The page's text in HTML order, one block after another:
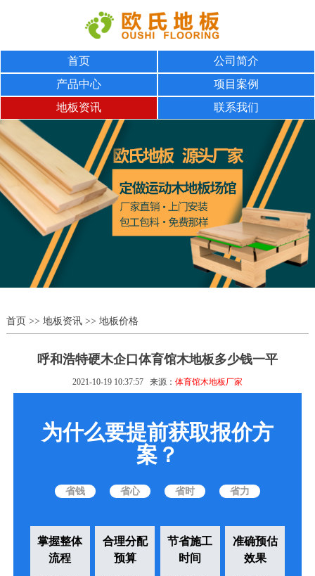
首页
公司简介
产品中心
项目案例
地板资讯
联系我们
首页>> 地板资讯>> 地板价格
呼和浩特硬木企口体育馆木地板多少钱一平
2021-10-19 10:37:57 来源： 体育馆木地板厂家
为什么要提前获取报价方
案？
省钱 省心 省时 省力
掌握整体
流程
合理分配
预算
节省施工
时间
准确预估
效果